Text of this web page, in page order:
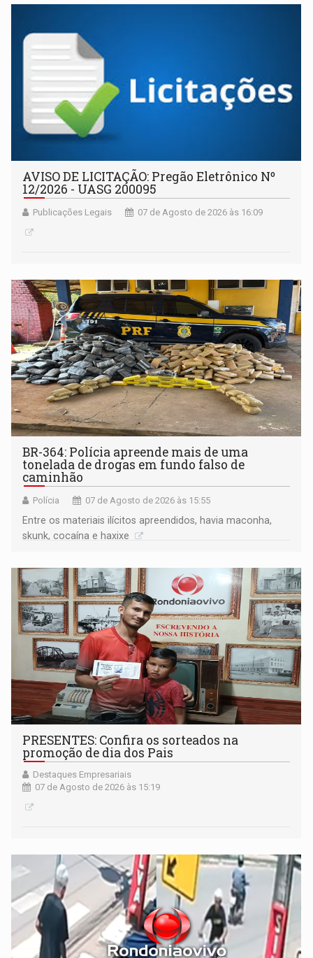
AVISO DE LICITAÇÃO: Pregão Eletrônico Nº
12/2026 - UASG 200095
Publicações Legais 07 de Agosto de 2026 às 16:09
BR-364: Polícia apreende mais de uma
tonelada de drogas em fundo falso de
caminhão
Polícia 07 de Agosto de 2026 às 15:55
Entre os materiais ilícitos apreendidos, havia maconha,
skunk, cocaína e haxixe
PRESENTES: Confira os sorteados na
promoção de dia dos Pais
Destaques Empresariais
07 de Agosto de 2026 às 15:19